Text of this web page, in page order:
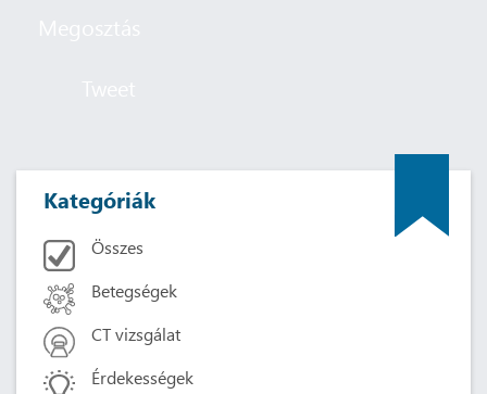
Kategóriák
Összes
Betegségek
CT vizsgálat
Érdekességek